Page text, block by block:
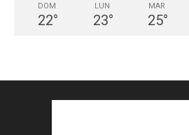
DOM
22°
LUN
23°
MAR
25°